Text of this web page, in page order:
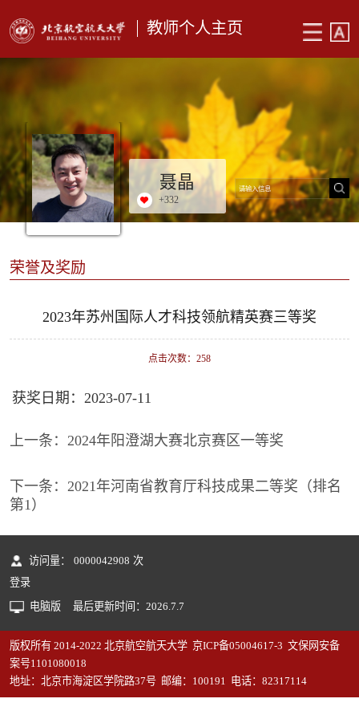
教师个人主页
聂晶
+332
荣誉及奖励
2023年苏州国际人才科技领航精英赛三等奖
点击次数： 258
获奖日期：2023-07-11
上一条： 2024年阳澄湖大赛北京赛区一等奖
下一条： 2021年河南省教育厅科技成果二等奖（排名
第1）
访问量： 0000042908 次
登录
电脑版
最后更新时间： 2026 7 7
版权所有 2014-2022 北京航空航天大学 京ICP备05004617-3 文保网安备
案号1101080018
地址：北京市海淀区学院路37号 邮编：100191 电话：82317114